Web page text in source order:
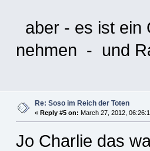
aber - es ist ein
nehmen - und
Re: Soso im Reich der Toten
« Reply #5 on: March 27, 2012,
Jo Charlie das